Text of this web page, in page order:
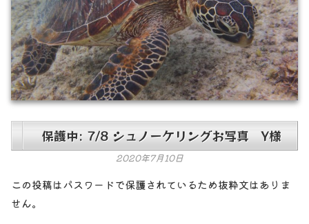
保護中: 7/8 シュノーケリングお写真 Y様
2020年7月10日
この投稿はパスワードで保護されているため抜粋文はありま
せん。